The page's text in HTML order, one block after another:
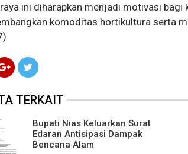
ini diharapkan menjadi motivasi
komoditas hortikultura serta
TERKAIT
Bupati Nias Keluarkan Surat
Edaran Antisipasi Dampak
Bencana Alam